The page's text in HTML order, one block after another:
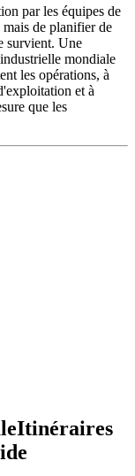
par les équipes de
de planifier de
survient. Une
mondiale
les opérations, à
et à
que les
Itinéraires